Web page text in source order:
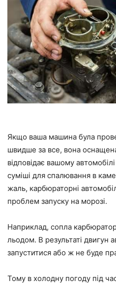
Якщо ваша машина була
швидше за все, вона
відповідає вашому
суміші для спалювання в
жаль, карбюраторні
проблем запуску на морозі.
Наприклад, сопла
льодом. В результаті двигун
запуститися або ж не буде
Тому в холодну погоду під